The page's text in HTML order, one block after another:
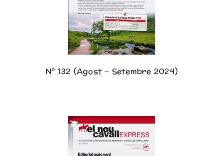
Nº 132 (Agost – Setembre 2024)